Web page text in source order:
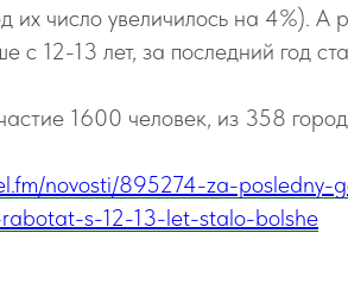
их число увеличилось на 4%). А
с 12-13 лет, за последний год
1600 человек, из 358
novosti/895274-za-posledny-
s-12-13-let-stalo-bolshe